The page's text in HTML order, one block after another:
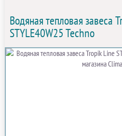
Водяная тепловая завеса
STYLE40W25 Techno